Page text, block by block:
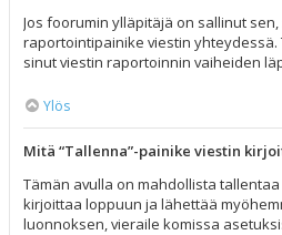
Jos foorumin ylläpitäjä on sallinut
raportointipainike viestin yhteydessä.
sinut viestin raportoinnin vaiheiden
Ylös
Mitä “Tallenna”-painike viestin
Tämän avulla on mahdollista
kirjoittaa loppuun ja lähettää
luonnoksen, vieraile komissa